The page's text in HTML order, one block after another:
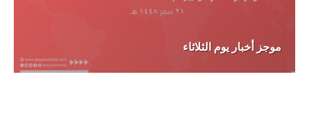
موجز أخبار يوم الثلاثاء